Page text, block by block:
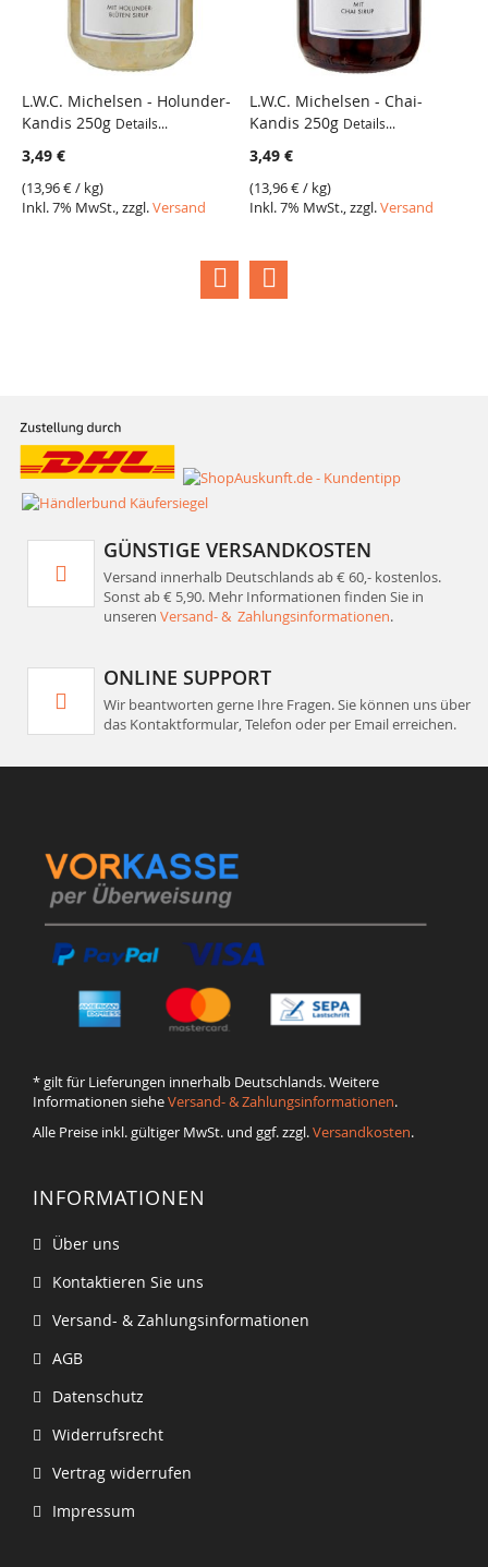
L.W.C. Michelsen - Holunder-
Kandis 250g Details...
3,49 €
(13,96 €/ kg)
Inkl. 7% MwSt., zzgl.Versand
L.W.C. Michelsen - Chai-
Kandis 250g Details...
3,49 €
(13,96 €/ kg)
Inkl. 7% MwSt., zzgl.Versand
GÜNSTIGE VERSANDKOSTEN
Versand innerhalb Deutschlands ab € 60,- kostenlos.
Sonst ab € 5,90. Mehr Informationen finden Sie in
unseren Versand- & Zahlungsinformationen.
ONLINE SUPPORT
Wir beantworten gerne Ihre Fragen. Sie können uns über
das Kontaktformular, Telefon oder per Email erreichen.
* gilt für Lieferungen innerhalb Deutschlands. Weitere
Informationen sieheVersand- & Zahlungsinformationen.
Alle Preise inkl. gültiger MwSt. und ggf. zzgl.Versandkosten.
INFORMATIONEN
Über uns
Kontaktieren Sie uns
Versand- & Zahlungsinformationen
AGB
Datenschutz
Widerrufsrecht
Vertrag widerrufen
Impressum